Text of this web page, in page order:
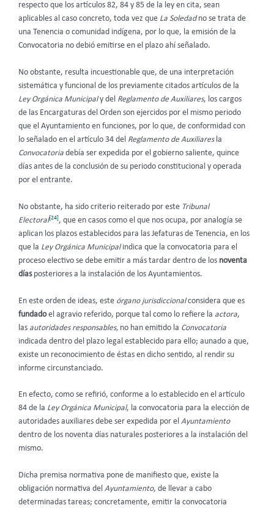
respecto que los artículos 82, 84 y 85 de la ley en cita, sean
aplicables al caso concreto, toda vez que La Soledadno se trata de
una Tenencia o comunidad indígena, por lo que, la emisión de la
Convocatoria no debió emitirse en el plazo ahí señalado.
No obstante, resulta incuestionable que, de una interpretación
sistemática y funcional de los previamente citados artículos de la
Ley Orgánica Municipaly del Reglamento de Auxiliares, los cargos
de las Encargaturas del Orden son ejercidos por el mismo periodo
que el Ayuntamiento en funciones, por lo que, de conformidad con
lo señalado en el artículo 34 del Reglamento de Auxiliaresla
Convocatoria debía ser expedida por el gobierno saliente, quince
días antes de la conclusión de su periodo constitucional y operada
por el entrante.
No obstante, ha sido criterio reiterado por este Tribunal
Electoral[24], que en casos como el que nos ocupa, por analogía se
aplican los plazos establecidos para las Jefaturas de Tenencia, en los
que la Ley Orgánica Municipalindica que la convocatoria para el
proceso electivo se debe emitir a más tardar dentro de los noventa
días posteriores a la instalación de los Ayuntamientos.
En este orden de ideas, este órgano jurisdiccionalconsidera que es
fundadoel agravio referido, porque tal como lo refiere la actora,
las autoridades responsables, no han emitido la Convocatoria
indicada dentro del plazo legal establecido para ello; aunado a que,
existe un reconocimiento de éstas en dicho sentido, al rendir su
informe circunstanciado.
En efecto, como se refirió, conforme a lo establecido en el artículo
84 de la Ley Orgánica Municipal, la convocatoria para la elección de
autoridades auxiliares debe ser expedida por el Ayuntamiento
dentro de los noventa días naturales posteriores a la instalación del
mismo.
Dicha premisa normativa pone de manifiesto que, existe la
obligación normativa del Ayuntamiento, de llevar a cabo
determinadas tareas; concretamente, emitir la convocatoria